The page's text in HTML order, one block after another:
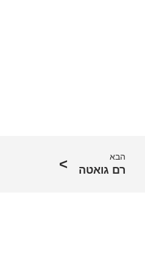
הבא
רם גואטה